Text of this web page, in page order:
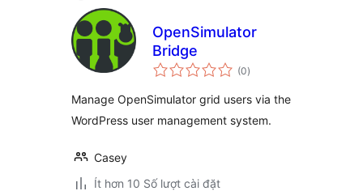
OpenSimulator
Bridge
(0tổng
đánh
)
Manage OpenSimulator grid users via the
WordPress user management system.
Casey
Ít hơn 10 Số lượt cài đặt